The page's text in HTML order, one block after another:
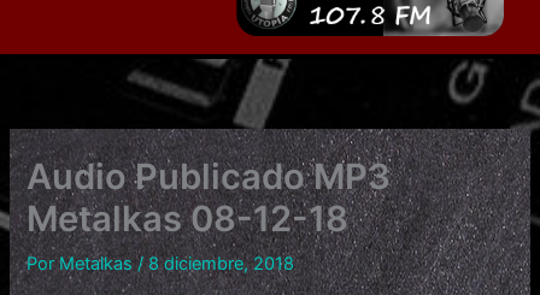
Audio Publicado MP3
Metalkas 08-12-18
PorMetalkas/8 diciembre, 2018